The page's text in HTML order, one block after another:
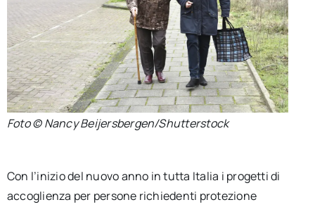
Foto © Nancy Beijersbergen/Shutterstock
Con l’inizio del nuovo anno in tutta Italia i progetti di
accoglienza per persone richiedenti protezione